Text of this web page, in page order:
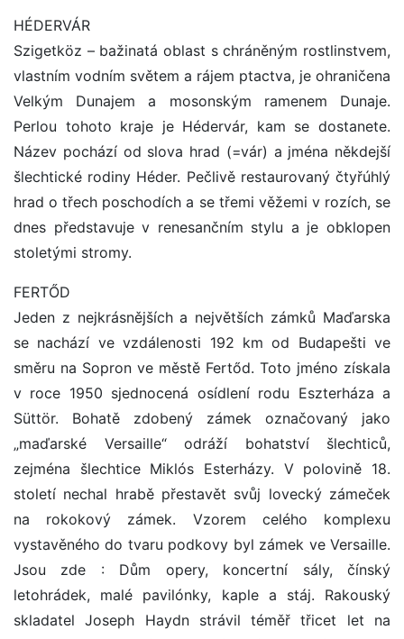
HÉDERVÁR
Szigetköz – bažinatá oblast s chráněným rostlinstvem,
vlastním vodním světem a rájem ptactva, je ohraničena
Velkým Dunajem a mosonským ramenem Dunaje.
Perlou tohoto kraje je Hédervár, kam se dostanete.
Název pochází od slova hrad (=vár) a jména někdejší
šlechtické rodiny Héder. Pečlivě restaurovaný čtyřúhlý
hrad o třech poschodích a se třemi věžemi v rozích, se
dnes představuje v renesančním stylu a je obklopen
stoletými stromy.
FERTŐD
Jeden z nejkrásnějších a největších zámků Maďarska
se nachází ve vzdálenosti 192 km od Budapešti ve
směru na Sopron ve městě Fertőd. Toto jméno získala
v roce 1950 sjednocená osídlení rodu Eszterháza a
Süttör. Bohatě zdobený zámek označovaný jako
„maďarské Versaille“ odráží bohatství šlechticů,
zejména šlechtice Miklós Esterházy. V polovině 18.
století nechal hrabě přestavět svůj lovecký zámeček
na rokokový zámek. Vzorem celého komplexu
vystavěného do tvaru podkovy byl zámek ve Versaille.
Jsou zde : Dům opery, koncertní sály, čínský
letohrádek, malé pavilónky, kaple a stáj. Rakouský
skladatel Joseph Haydn strávil téměř třicet let na